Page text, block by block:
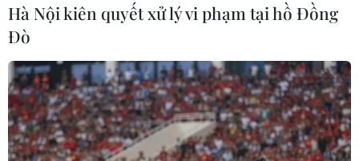
Hà Nội kiên quyết xử lý vi phạm tại hồ Đồng
Đò